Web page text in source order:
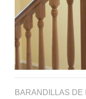
BARANDILLAS DE